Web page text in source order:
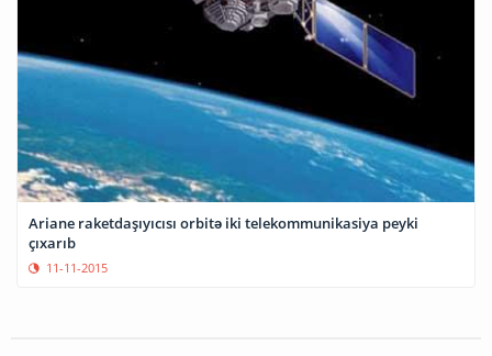
Ariane raketdaşıyıcısı orbitə iki telekommunikasiya peyki
çıxarıb
11-11-2015